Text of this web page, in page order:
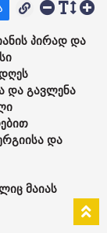
პირად და
და გავლენა
და
მაიას